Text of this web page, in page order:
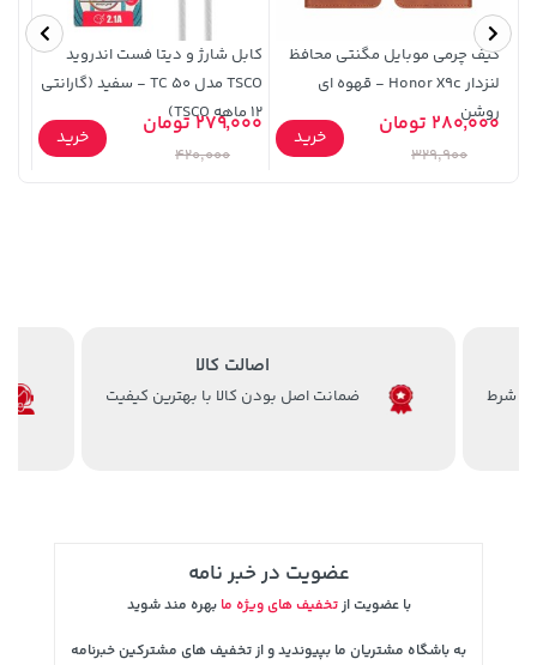
خرید 339,900 تومان
کیف چرمی موبایل مگنتی محافظ
لنزدار Honor X9c - قهوه ای
روشن
280,000 تومان
329,900
خرید
کابل شارژ و دیتا فست اندروید
TSCO مدل TC 50 - سفید (گارانتی
12 ماهه TSCO)
279,000 تومان
420,000
خرید
اصالت کالا
ضمانت اصل بودن کالا با بهترین کیفیت
عضویت در خبر نامه
با عضویت ازتخفیف های ویژه ما بهره مند شوید
به باشگاه مشتریان ما بپیوندید و از تخفیف های مشترکین خبرنامه